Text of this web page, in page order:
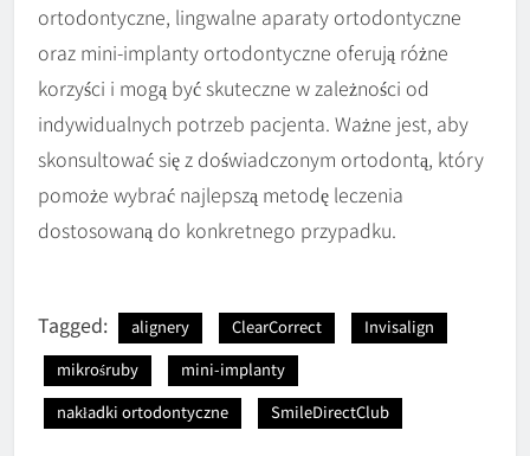
ortodontyczne, lingwalne aparaty ortodontyczne
oraz mini-implanty ortodontyczne oferują różne
korzyści i mogą być skuteczne w zależności od
indywidualnych potrzeb pacjenta. Ważne jest, aby
skonsultować się z doświadczonym ortodontą, który
pomoże wybrać najlepszą metodę leczenia
dostosowaną do konkretnego przypadku.
Tagged: alignery ClearCorrect
Invisalign
mikrośruby
mini-implanty
nakładki ortodontyczne
SmileDirectClub